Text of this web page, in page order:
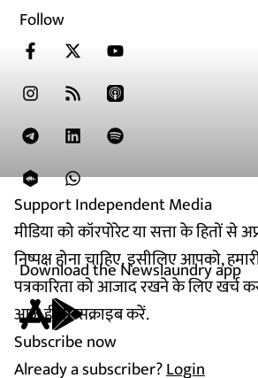
Support Independent Media
मीडिया को कॉरपोरेट या सत्ता के हितों से
निष्पक्ष होना चाहिए. इसीलिए आपको,
पत्रकारिता को आजाद रखने के लिए खर्च
आज ही सब्सक्राइब करें.
Subscribe now
Already a subscriber?Login
Follow
Download the Newslaundry app